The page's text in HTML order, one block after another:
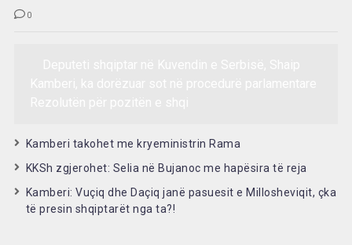
0
Kamberi takohet me kryeministrin Rama
KKSh zgjerohet: Selia në Bujanoc me hapësira të reja
Kamberi: Vuçiq dhe Daçiq janë pasuesit e Millosheviqit, çka
të presin shqiptarët nga ta?!